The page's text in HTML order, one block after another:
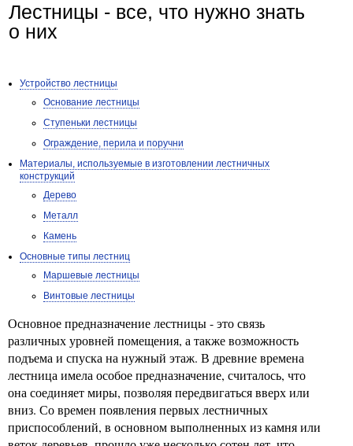
Лестницы - все, что нужно знать
о них
Устройство лестницы
Основание лестницы
Ступеньки лестницы
Ограждение, перила и поручни
Материалы, используемые в изготовлении лестничных
конструкций
Дерево
Металл
Камень
Основные типы лестниц
Маршевые лестницы
Винтовые лестницы
Основное предназначение лестницы - это связь
различных уровней помещения, а также возможность
подъема и спуска на нужный этаж. В древние времена
лестница имела особое предназначение, считалось, что
она соединяет миры, позволяя передвигаться вверх или
вниз. Со времен появления первых лестничных
приспособлений, в основном выполненных из камня или